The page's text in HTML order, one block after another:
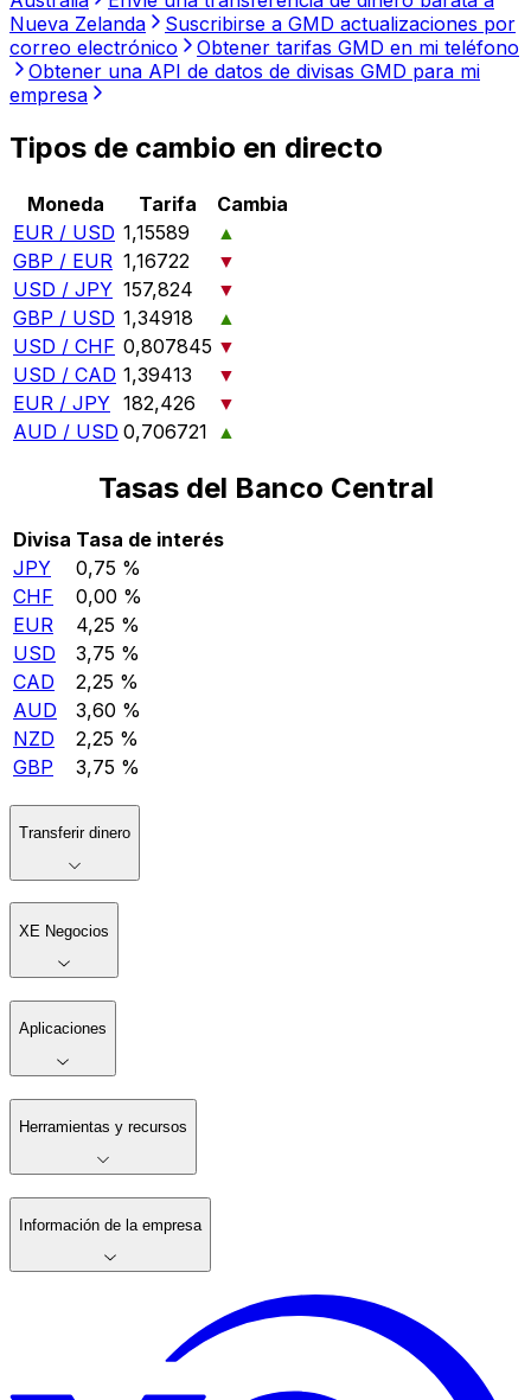
Nueva Zelanda
Suscribirse a GMD actualizaciones por
correo electrónico
Obtener tarifas GMD en mi teléfono
Obtener una API de datos de divisas GMD para mi
empresa
Tipos de cambio en directo
Moneda Tarifa
Cambia
EUR / USD 1,15589
▲
GBP / EUR 1,16722
▼
USD / JPY 157,824
▼
GBP / USD 1,34918
▲
USD / CHF 0,807845 ▼
USD / CAD 1,39413
▼
EUR / JPY 182,426
▼
AUD / USD 0,706721 ▲
Tasas del Banco Central
Divisa Tasa de interés
JPY
0,75 %
CHF
0,00 %
EUR
4,25 %
USD
3,75 %
CAD
2,25 %
AUD
3,60 %
NZD
2,25 %
GBP
3,75 %
Transferir dinero
XE Negocios
Aplicaciones
Herramientas y recursos
Información de la empresa